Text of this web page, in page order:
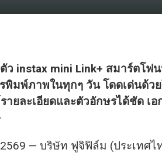
ว instax mini Link+ สมาร์ตโฟ
พิมพ์ภาพในทุกๆ วัน โดดเด่นด้ว
ายละเอียดและตัวอักษรได้ชัด เ
— บริษัท ฟูจิฟิล์ม (ประเทศไ